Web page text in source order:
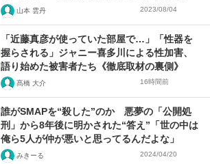
山本 雲丹 2023/08/04
「近藤真彦が使っていた部屋で…」「性器を
握らされる」ジャニー喜多川による性加害、
語り始めた被害者たち《徹底取材の裏側》
髙橋 大介 16時間前
誰がSMAPを“殺した”のか 悪夢の「公開処
刑」から8年後に明かされた“答え”「世の中は
俺ら5人が仲が悪いと思ってるんだよな」
みきーる 2024/04/20